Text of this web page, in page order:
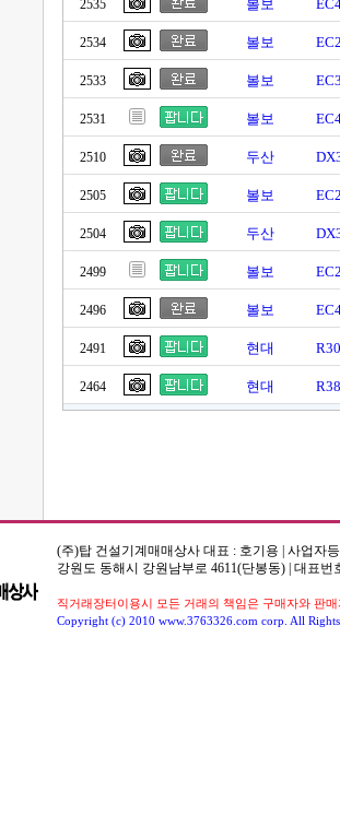
2535 볼보
2534 볼보
2533 볼보
2531 볼보
2510 두산
2505 볼보
2504 두산
2499 볼보
2496 볼보
2491 현대
2464 현대
(주)탑 건설기계매매상사 대표 : 호기용 | 사업자
강원도 동해시 강원남부로 4611(단봉동) | 대표번
직거래장터이용시 모든 거래의 책임은 구매자와 판
Copyright (c) 2010 www.3763326.com corp. All Rights